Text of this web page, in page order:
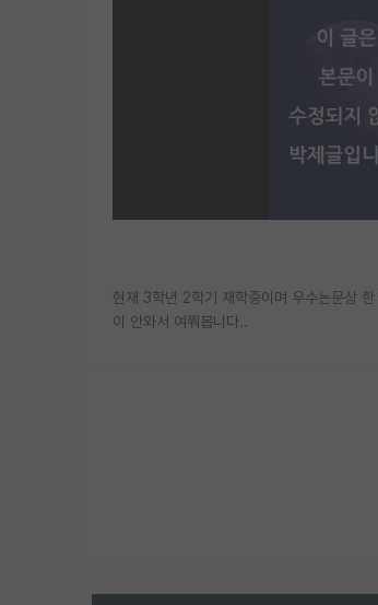
현재 3학년 2학기 재학중이며 우수논문상
이 안와서 여쭤봅니다..